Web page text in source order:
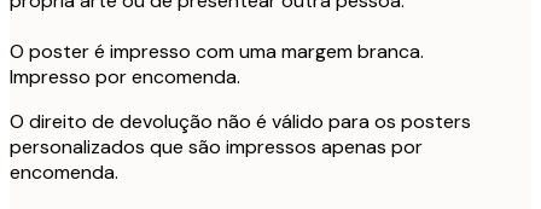
O poster é impresso com uma margem branca.
Impresso por encomenda.
O direito de devolução não é válido para os posters
personalizados que são impressos apenas por
encomenda.